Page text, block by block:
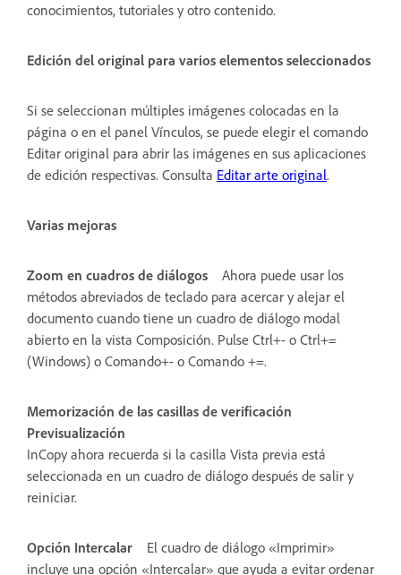
conocimientos, tutoriales y otro contenido.
Edición del original para varios elementos seleccionados
Si se seleccionan múltiples imágenes colocadas en la
página o en el panel Vínculos, se puede elegir el comando
Editar original para abrir las imágenes en sus aplicaciones
de edición respectivas. Consulta Editar arte original.
Varias mejoras
Zoom en cuadros de diálogos
Ahora puede usar los
métodos abreviados de teclado para acercar y alejar el
documento cuando tiene un cuadro de diálogo modal
abierto en la vista Composición. Pulse Ctrl+- o Ctrl+=
(Windows) o Comando+- o Comando +=.
Memorización de las casillas de verificación
Previsualización
InCopy ahora recuerda si la casilla Vista previa está
seleccionada en un cuadro de diálogo después de salir y
reiniciar.
Opción Intercalar
El cuadro de diálogo «Imprimir»
incluye una opción «Intercalar» que ayuda a evitar ordenar